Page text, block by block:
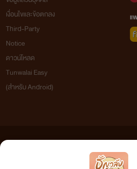
เงื่อนไขและข้อตกลง
Third-Party
Notice
ดาวน์โหลด
Tunwalai Easy
(สำหรับ Android)
แ
เว็บไซต์แห่งนี้ไม่ได้เห็นด้วยและไม่ขอรับผิดชอบต่อข้อความใดๆ ทั้
วิจารณญาณในการกลั่นกรองด้วยตนเอง และหากท่านพบข้อความ